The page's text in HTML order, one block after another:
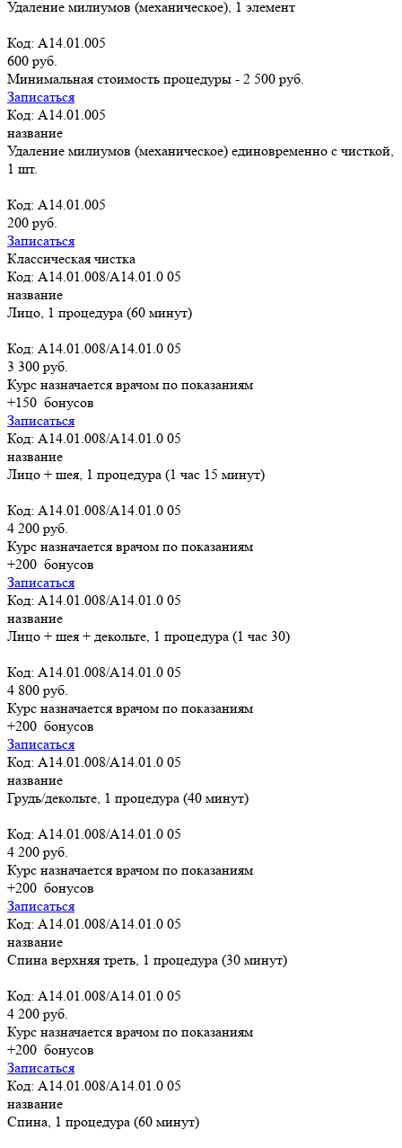
Удаление милиумов (механическое), 1 элемент
Код: A14.01.005
600 руб.
Минимальная стоимость процедуры - 2 500 руб.
Записаться
Код: A14.01.005
название
Удаление милиумов (механическое) единовременно с чисткой,
1 шт.
Код: A14.01.005
200 руб.
Записаться
Классическая чистка
Код: A14.01.008/A14.01.0 05
название
Лицо, 1 процедура (60 минут)
Код: A14.01.008/A14.01.0 05
3 300 руб.
Курс назначается врачом по показаниям
+150 бонусов
Записаться
Код: A14.01.008/A14.01.0 05
название
Лицо + шея, 1 процедура (1 час 15 минут)
Код: A14.01.008/A14.01.0 05
4 200 руб.
Курс назначается врачом по показаниям
+200 бонусов
Записаться
Код: A14.01.008/A14.01.0 05
название
Лицо + шея + декольте, 1 процедура (1 час 30)
Код: A14.01.008/A14.01.0 05
4 800 руб.
Курс назначается врачом по показаниям
+200 бонусов
Записаться
Код: A14.01.008/A14.01.0 05
название
Грудь/декольте, 1 процедура (40 минут)
Код: A14.01.008/A14.01.0 05
4 200 руб.
Курс назначается врачом по показаниям
+200 бонусов
Записаться
Код: A14.01.008/A14.01.0 05
название
Спина верхняя треть, 1 процедура (30 минут)
Код: A14.01.008/A14.01.0 05
4 200 руб.
Курс назначается врачом по показаниям
+200 бонусов
Записаться
Код: A14.01.008/A14.01.0 05
название
Спина, 1 процедура (60 минут)